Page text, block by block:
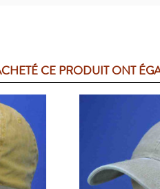
CE PRODUIT ONT